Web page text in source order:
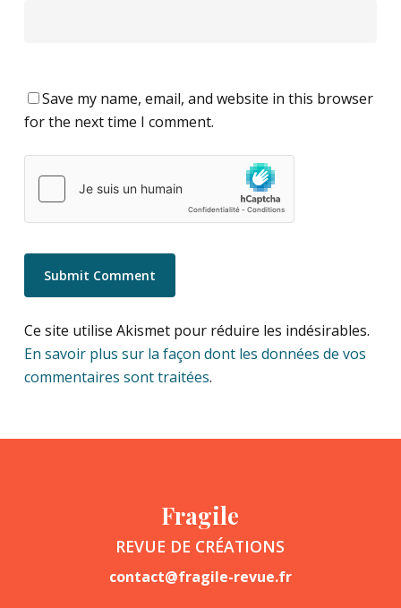
Save my name, email, and website in this browser
for the next time I comment.
Ce site utilise Akismet pour réduire les indésirables.
En savoir plus sur la façon dont les données de vos
commentaires sont traitées.
Fragile
REVUE DE CRÉATIONS
contact@fragile-revue.fr